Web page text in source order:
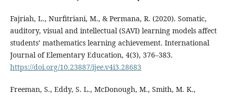
Fajriah, L., Nurfitriani, M., & Permana, R. (2020). Somatic,
auditory, visual and intellectual (SAVI) learning models affect
students’ mathematics learning achievement. International
Journal of Elementary Education, 4(3), 376–383.
https://doi.org/10.23887/ijee.v4i3.28683
Freeman, S., Eddy, S. L., McDonough, M., Smith, M. K.,